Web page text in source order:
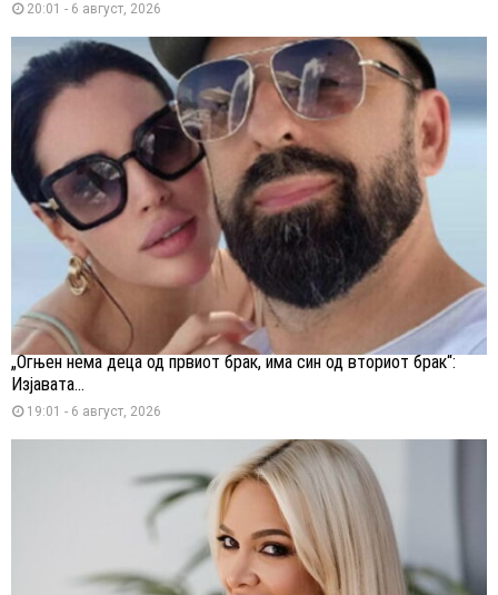
20:01 - 6 август, 2026
„Огњен нема деца од првиот брак, има син од вториот брак“:
Изјавата...
19:01 - 6 август, 2026